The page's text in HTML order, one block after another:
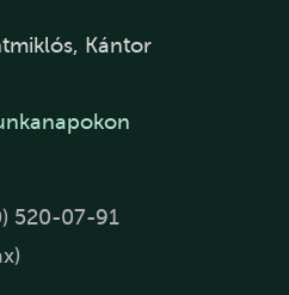
Kántor
520-07-91